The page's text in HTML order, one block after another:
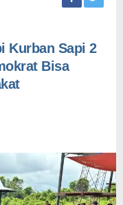
Kurban Sapi 2
Bisa